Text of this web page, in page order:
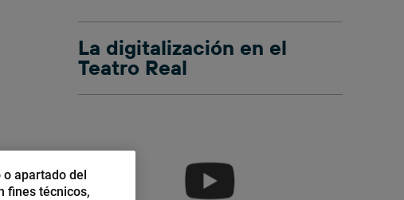
La digitalización en el
Teatro Real
apartado del
fines técnicos,